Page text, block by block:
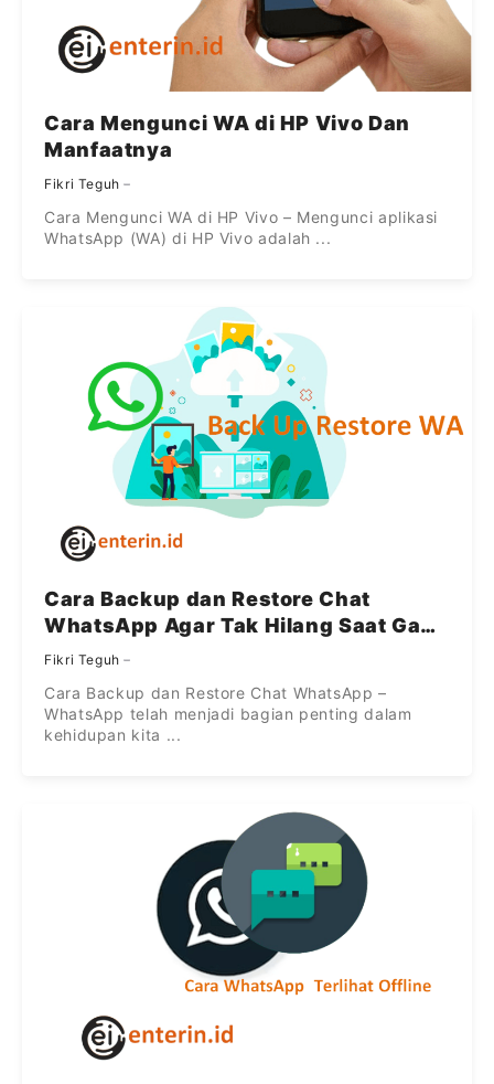
Cara Mengunci WA di HP Vivo Dan
Manfaatnya
Fikri Teguh
Cara Mengunci WA di HP Vivo – Mengunci aplikasi
WhatsApp (WA) di HP Vivo adalah ...
Cara Backup dan Restore Chat
WhatsApp Agar Tak Hilang Saat Ganti
HP
Fikri Teguh
Cara Backup dan Restore Chat WhatsApp –
WhatsApp telah menjadi bagian penting dalam
kehidupan kita ...